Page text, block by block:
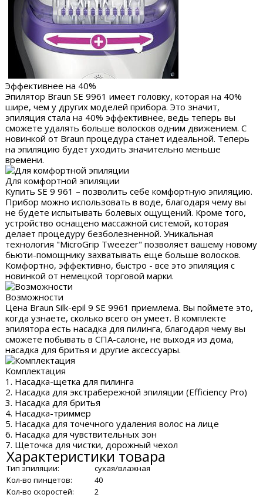
Эффективнее на 40%
Эпилятор Braun SE 9961 имеет головку, которая на 40%
шире, чем у других моделей прибора. Это значит,
эпиляция стала на 40% эффективнее, ведь теперь вы
сможете удалять больше волосков одним движением. С
новинкой от Braun процедура станет идеальной. Теперь
на эпиляцию будет уходить значительно меньше
времени.
Для комфортной эпиляции
Купить SE 9 961 – позволить себе комфортную эпиляцию.
Прибор можно использовать в воде, благодаря чему вы
не будете испытывать болевых ощущений. Кроме того,
устройство оснащено массажной системой, которая
делает процедуру безболезненной. Уникальная
технология "MicroGrip Tweezer" позволяет вашему новому
бьюти-помощнику захватывать еще больше волосков.
Комфортно, эффективно, быстро - все это эпиляция с
новинкой от немецкой торговой марки.
Возможности
Цена Braun Silk-epil 9 SE 9961 приемлема. Вы поймете это,
когда узнаете, сколько всего он умеет. В комплекте
эпилятора есть насадка для пилинга, благодаря чему вы
сможете побывать в СПА-салоне, не выходя из дома,
насадка для бритья и другие аксессуары.
Комплектация
1. Насадка-щетка для пилинга
2. Насадка для экстрабережной эпиляции (Efficiency Pro)
3. Насадка для бритья
4. Насадка-триммер
5. Насадка для точечного удаления волос на лице
6. Насадка для чувствительных зон
7. Щеточка для чистки, дорожный чехол
Характеристики товара
Тип эпиляции:
сухая/влажная
Кол-во пинцетов:
40
Кол-во скоростей:
2